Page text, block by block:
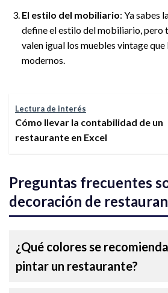
El estilo del mobiliario: Ya sabes
define el estilo del mobiliario, pero
valen igual los muebles vintage
modernos.
Lectura de interés
Cómo llevar la contabilidad de un
restaurante en Excel
Preguntas frecuentes
decoración de
¿Qué colores se
pintar un restaurante?